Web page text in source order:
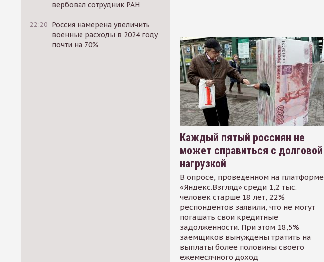
вербовал сотрудник РАН
22:20 Россия намерена увеличить
военные расходы в 2024 году
почти на 70%
Каждый пятый россиян не
может справиться с долговой
нагрузкой
В опросе, проведенном на платформе
«Яндекс.Взгляд» среди 1,2 тыс.
человек старше 18 лет, 22%
респондентов заявили, что не могут
погашать свои кредитные
задолженности. При этом 18,5%
заемщиков вынуждены тратить на
выплаты более половины своего
ежемесячного доход